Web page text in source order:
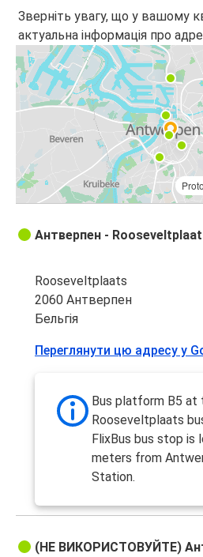
Зверніть увагу, що у вашому
актуальна інформація про
Антверпен -
Rooseveltplaats
2060 Антверпен
Бельгія
Переглянути цю адресу у
Bus platform B5 at
Rooseveltplaats
FlixBus bus stop is
meters from
Station.
(НЕ ВИКОРИСТОВУЙТЕ)